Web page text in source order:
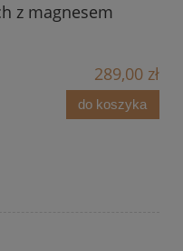
z magnesem
289,00 zł
do koszyka